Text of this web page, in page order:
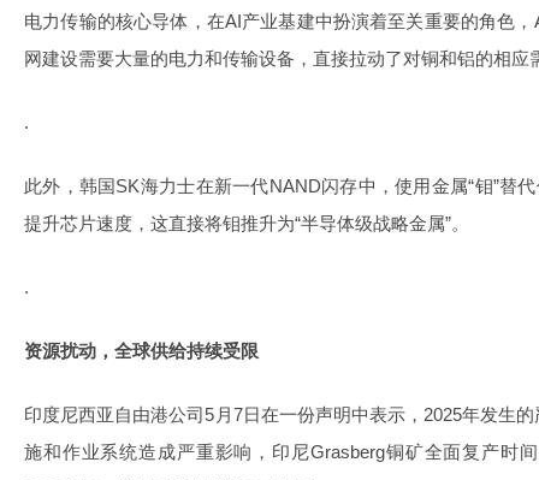
电力传输的核心导体，在AI产业基建中扮演着至关重要的角色
网建设需要大量的电力和传输设备，直接拉动了对铜和铝的相应
.
此外，韩国SK海力士在新一代NAND闪存中，使用金属“钼”替
提升芯片速度，这直接将钼推升为“半导体级战略金属”。
.
资源扰动，全球供给持续受限
印度尼西亚自由港公司5月7日在一份声明中表示，2025年发生
施和作业系统造成严重影响，印尼Grasberg铜矿全面复产时